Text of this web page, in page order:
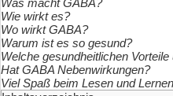
Was macht GABA?
Wie wirkt es?
Wo wirkt GABA?
Warum ist es so gesund?
Welche gesundheitlichen
Hat GABA Nebenwirkungen?
Viel Spaß beim Lesen und